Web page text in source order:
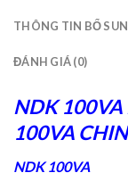
THÔNG TIN BỔ
ĐÁNH GIÁ (0)
NDK 100VA
100VA
NDK 100VA